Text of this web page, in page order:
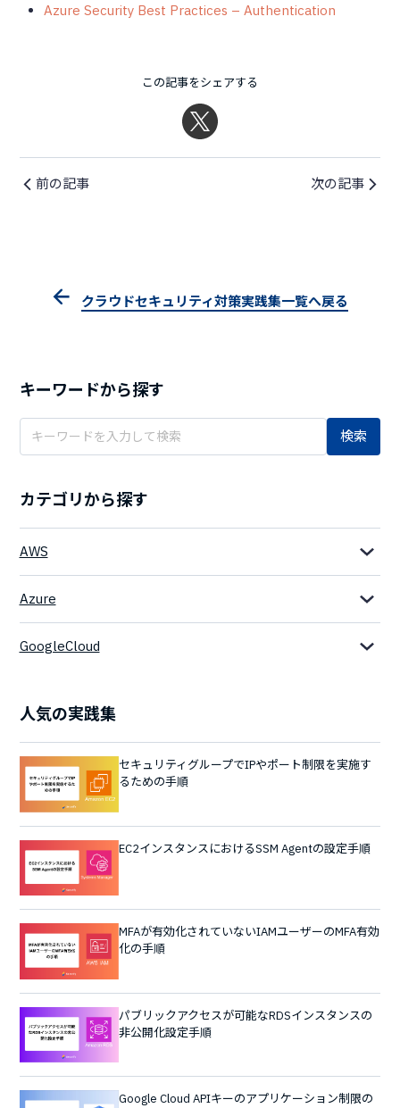
Azure Security Best Practices – Authentication
この記事をシェアする
前の記事 次の記事
クラウドセキュリティ対策実践集一覧へ戻る
キーワードから探す
検索
カテゴリから探す
AWS
Azure
GoogleCloud
人気の実践集
セキュリティグループでIPやポート制限を実施す
るための手順
EC2インスタンスにおけるSSM Agentの設定手順
MFAが有効化されていないIAMユーザーのMFA有効
化の手順
パブリックアクセスが可能なRDSインスタンスの
非公開化設定手順
Google Cloud APIキーのアプリケーション制限の